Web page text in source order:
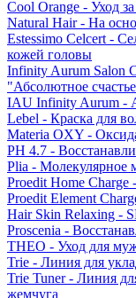
Cool Orange - Уход
Natural Hair - На
Estessimo Celcert -
кожей головы
Infinity Aurum Salon
"Абсолютное
IAU Infinity Aurum -
Lebel - Краска для
Materia OXY -
PH 4.7 -
Plia - Молекулярное
Proedit Home Charge
Proedit Element
Hair Skin Relaxing -
Proscenia -
THEO - Уход для
Trie - Линия для
Trie Tuner - Линия
жемчуга